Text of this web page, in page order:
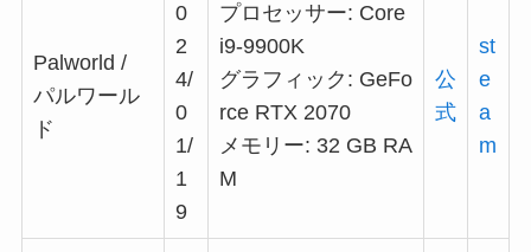
Palworld /
パルワール
ド
0
2
4/
0
1/
1
9
プロセッサー: Core
i9-9900K
グラフィック: GeFo
rce RTX 2070
メモリー: 32 GB RA
M
公
式
st
e
a
m